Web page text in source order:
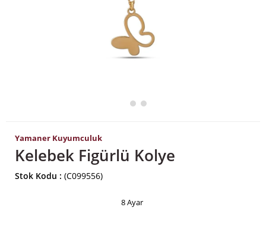
Yamaner Kuyumculuk
Kelebek Figürlü Kolye
Stok Kodu (C099556)
8 Ayar